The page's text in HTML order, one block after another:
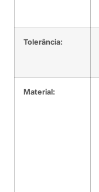
Tolerância:
Material: